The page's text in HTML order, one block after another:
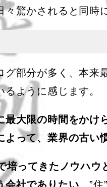
驚かされると同時
部分が多く、本来
ように感じます。
最大限の時間をかけ
って、業界の古い
培ってきたノウハ
会社でありたい…”住